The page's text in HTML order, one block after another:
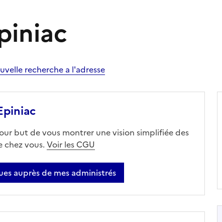
recherche a l'adresse
but de vous montrer une vision simplifiée des
chez vous. Voir les CGU
auprès de mes administrés